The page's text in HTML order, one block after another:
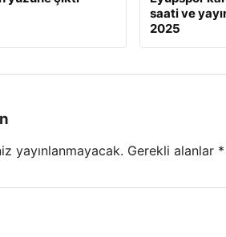
saati ve
2025
yayınlanmayacak. Gerekli alanlar *